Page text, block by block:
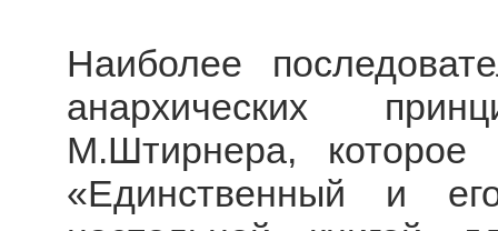
Наиболее
анархических
М.Штирнера,
«Единственный и